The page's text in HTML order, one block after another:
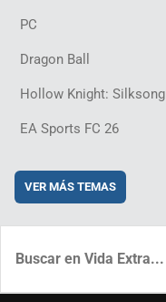
PC
Dragon Ball
Hollow Knight: Silksong
EA Sports FC 26
VER MÁS TEMAS